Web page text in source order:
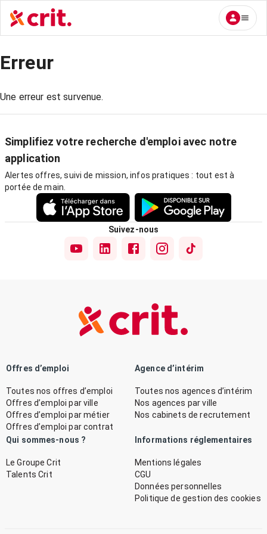
Erreur
Une erreur est survenue.
Simplifiez votre recherche d'emploi avec notre
application
Alertes offres, suivi de mission, infos pratiques : tout est à
portée de main.
Suivez-nous
Offres d’emploi
Toutes nos offres d’emploi
Offres d’emploi par ville
Offres d’emploi par métier
Offres d’emploi par contrat
Agence d’intérim
Toutes nos agences d’intérim
Nos agences par ville
Nos cabinets de recrutement
Qui sommes-nous ?
Le Groupe Crit
Talents Crit
Informations réglementaires
Mentions légales
CGU
Données personnelles
Politique de gestion des cookies